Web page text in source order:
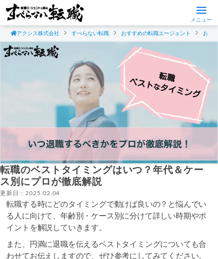
メニュー
アクシス株式会社 すべらない転職 おすすめの転職エージェント おす
転職のベストタイミングはいつ？年代＆ケー
ス別にプロが徹底解説
更新日：2025.02.04
転職する時にどのタイミングで動けば良いの？と悩んでい
る人に向けて、年齢別・ケース別に分けて詳しい時期やポ
イントを解説していきます。
また、円満に退職を伝えるベストタイミングについても合
わせてお伝えしますので、ぜひ参考にしてみてください。